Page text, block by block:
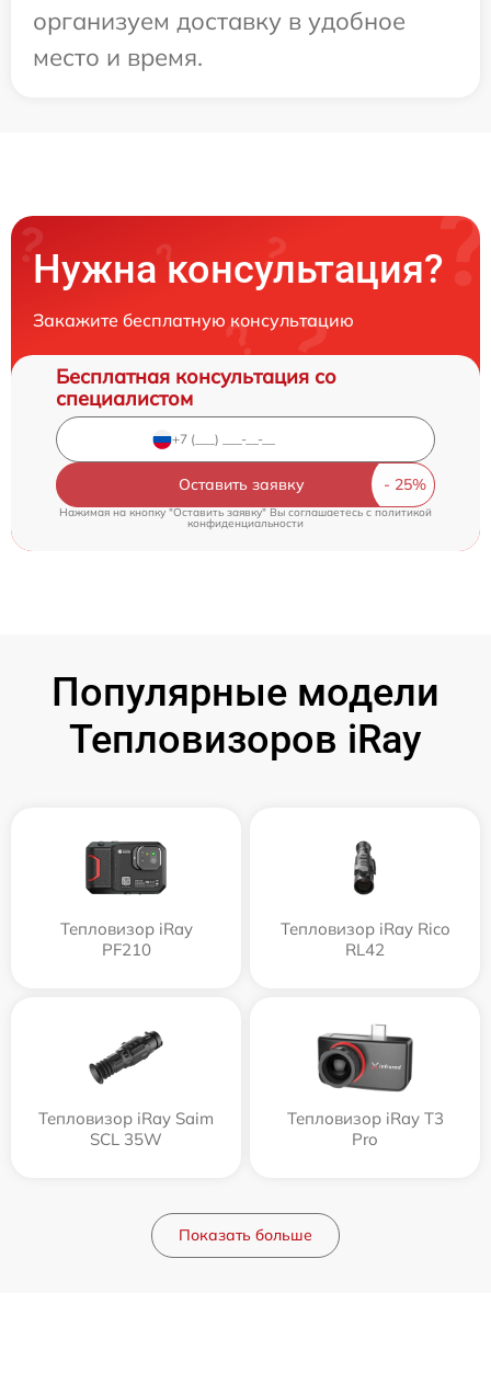
организуем доставку в удобное
место и время.
Нужна консультация?
Закажите бесплатную консультацию
Бесплатная консультация со
специалистом
Оставить заявку
Нажимая на кнопку "Оставить заявку" Вы соглашаетесь cполитикой
конфиденциальности
Популярные модели
Тепловизоров iRay
Тепловизор iRay
PF210
Тепловизор iRay Rico
RL42
Тепловизор iRay Saim
SCL 35W
Тепловизор iRay T3
Pro
Показать больше